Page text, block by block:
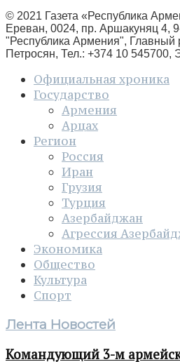
© 2021 Газета «Республика
Ереван, 0024, пр. Аршакуняц 4,
"Республика Армения", Главный
Петросян, Тел.: +374 10 545700,
Официальная хроника
Государство
Армения
Арцах
Регион
Россия
Иран
Грузия
Турция
Азербайджан
Агрессия
Экономика
Общество
Культура
Спорт
Лента Новостей
Командующий 3-м